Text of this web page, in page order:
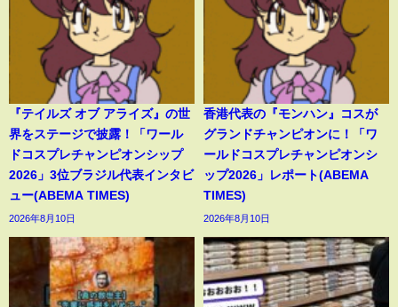
『テイルズ オブ アライズ』の世
界をステージで披露！「ワール
ドコスプレチャンピオンシップ
2026」3位ブラジル代表インタビ
ュー(ABEMA TIMES)
2026年8月10日
香港代表の『モンハン』コスが
グランドチャンピオンに！「ワ
ールドコスプレチャンピオンシ
ップ2026」レポート(ABEMA
TIMES)
2026年8月10日